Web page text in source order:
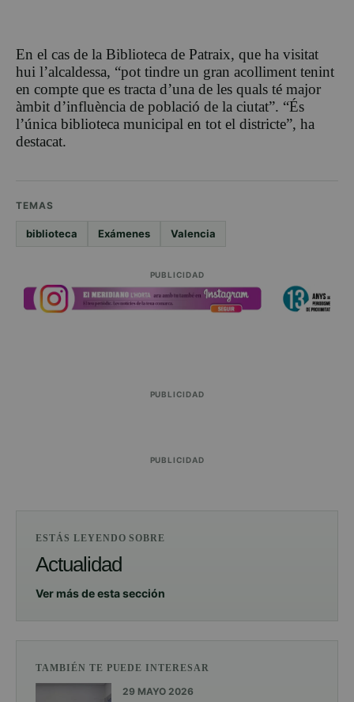
En el cas de la Biblioteca de Patraix, que ha visitat
hui l’alcaldessa, “pot tindre un gran acolliment tenint
en compte que es tracta d’una de les quals té major
àmbit d’influència de població de la ciutat”. “És
l’única biblioteca municipal en tot el districte”, ha
destacat.
TEMAS
biblioteca Exámenes Valencia
PUBLICIDAD
PUBLICIDAD
PUBLICIDAD
ESTÁS LEYENDO SOBRE
Actualidad
Ver más de esta sección
TAMBIÉN TE PUEDE INTERESAR
29 MAYO 2026